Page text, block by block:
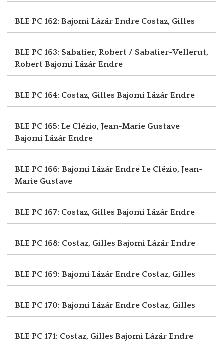
BLE PC 162: Bajomi Lázár Endre Costaz, Gilles
BLE PC 163: Sabatier, Robert / Sabatier-Vellerut,
Robert Bajomi Lázár Endre
BLE PC 164: Costaz, Gilles Bajomi Lázár Endre
BLE PC 165: Le Clézio, Jean-Marie Gustave
Bajomi Lázár Endre
BLE PC 166: Bajomi Lázár Endre Le Clézio, Jean-
Marie Gustave
BLE PC 167: Costaz, Gilles Bajomi Lázár Endre
BLE PC 168: Costaz, Gilles Bajomi Lázár Endre
BLE PC 169: Bajomi Lázár Endre Costaz, Gilles
BLE PC 170: Bajomi Lázár Endre Costaz, Gilles
BLE PC 171: Costaz, Gilles Bajomi Lázár Endre